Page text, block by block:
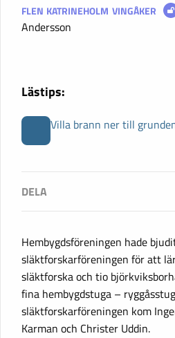
FLEN KATRINEHOLM VINGÅKER
Andersson
Lästips:
Villa brann ner till
Hembygdsföreningen hade
släktforskarföreningen för att
släktforska och tio
fina hembygdstuga –
släktforskarföreningen kom
Karman och Christer Uddin.